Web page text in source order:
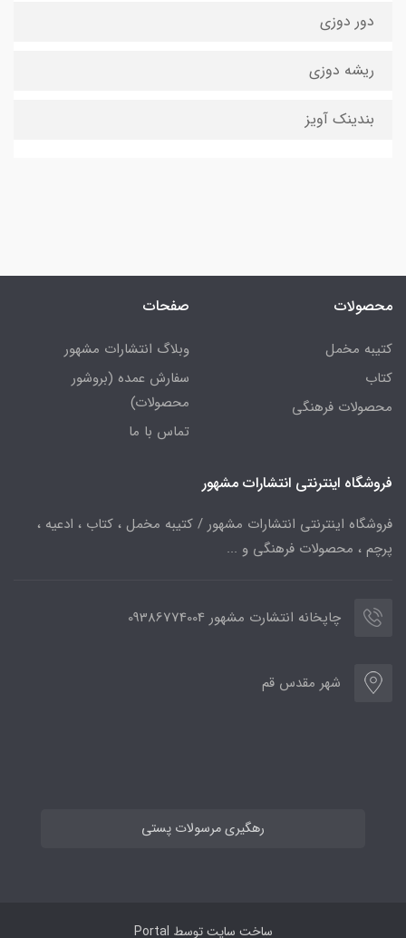
دور دوزی
ریشه دوزی
بندینک آویز
محصولات
کتیبه مخمل
کتاب
محصولات فرهنگی
صفحات
وبلاگ انتشارات مشهور
سفارش عمده (بروشور
محصولات)
تماس با ما
فروشگاه اینترنتی انتشارات مشهور
فروشگاه اینترنتی انتشارات مشهور / کتیبه مخمل ، کتاب ، ادعیه ،
پرچم ، محصولات فرهنگی و ...
چاپخانه انتشارت مشهور 09386774004
شهر مقدس قم
رهگیری مرسولات پستی
ساخت سایت توسط Portal